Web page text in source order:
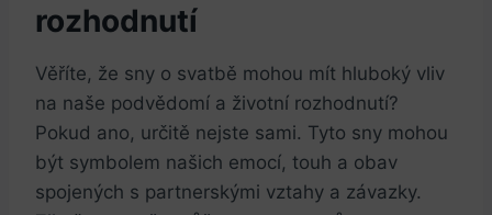
rozhodnutí
Věříte,‌ že sny ⁣o svatbě mohou mít hluboký vliv
na‍ naše podvědomí a životní rozhodnutí?
Pokud ano, určitě nejste sami. Tyto sny mohou
být symbolem našich emocí, touh a obav
spojených⁤ s partnerskými vztahy a závazky.